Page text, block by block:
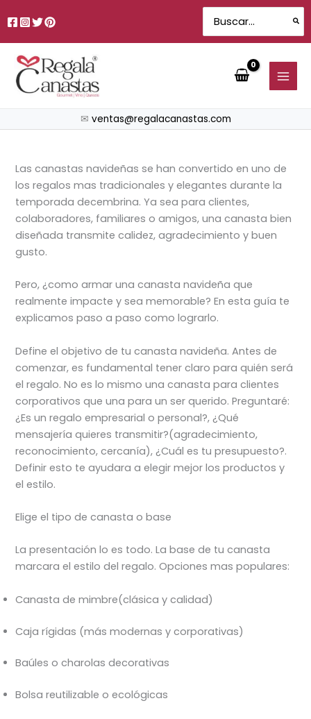
al
contenido
for:
✉ ventas@regalacanastas.com
Las canastas navideñas se han convertido en uno de
los regalos mas tradicionales y elegantes durante la
temporada decembrina. Ya sea para clientes,
colaboradores, familiares o amigos, una canasta bien
diseñada transmite calidez, agradecimiento y buen
gusto.
Pero, ¿como armar una canasta navideña que
realmente impacte y sea memorable? En esta guía te
explicamos paso a paso como lograrlo.
Define el objetivo de tu canasta navideña. Antes de
comenzar, es fundamental tener claro para quién será
el regalo. No es lo mismo una canasta para clientes
corporativos que una para un ser querido. Preguntaré:
¿Es un regalo empresarial o personal?, ¿Qué
mensajería quieres transmitir?(agradecimiento,
reconocimiento, cercanía), ¿Cuál es tu presupuesto?.
Definir esto te ayudara a elegir mejor los productos y
el estilo.
Elige el tipo de canasta o base
La presentación lo es todo. La base de tu canasta
marcara el estilo del regalo. Opciones mas populares:
Canasta de mimbre(clásica y calidad)
Caja rígidas (más modernas y corporativas)
Baúles o charolas decorativas
Bolsa reutilizable o ecológicas